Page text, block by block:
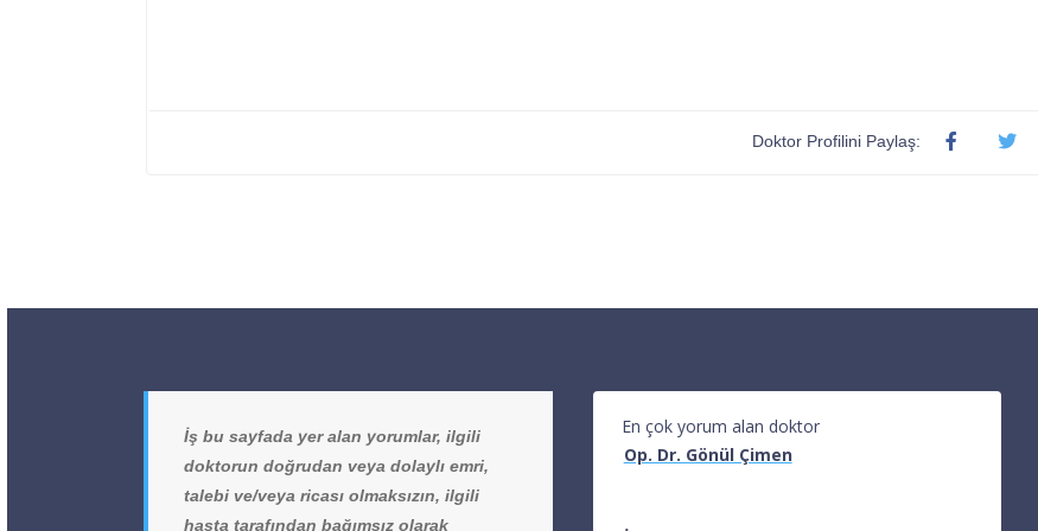
Doktor Profilini Paylaş:
İş bu sayfada yer alan yorumlar, ilgili
doktorun doğrudan veya dolaylı emri,
talebi ve/veya ricası olmaksızın, ilgili
hasta tarafından bağımsız olarak
En çok yorum alan doktor
Op. Dr. Gönül Çimen